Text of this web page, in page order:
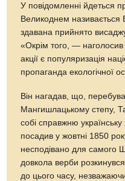
У повідомленні йдеться
Великоднем називається
здавана прийнято
«Окрім того, —
акції є популяризація
пропаганда екологічної
Він нагадав, що,
Мангишлацькому степу,
собі справжню
посадив у жовтні 1850
несподівано для самого
довкола верби
до цього часу, незважаючи